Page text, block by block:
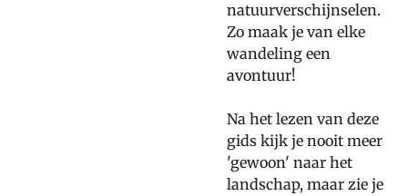
natuurverschijnselen.
Zo maak je van elke
wandeling een
avontuur!
Na het lezen van deze
gids kijk je nooit meer
'gewoon' naar het
landschap, maar zie je